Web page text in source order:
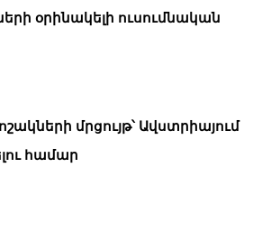
օրինակելի ուսումնական
մրցույթ՝ Ավստրիայում
համար